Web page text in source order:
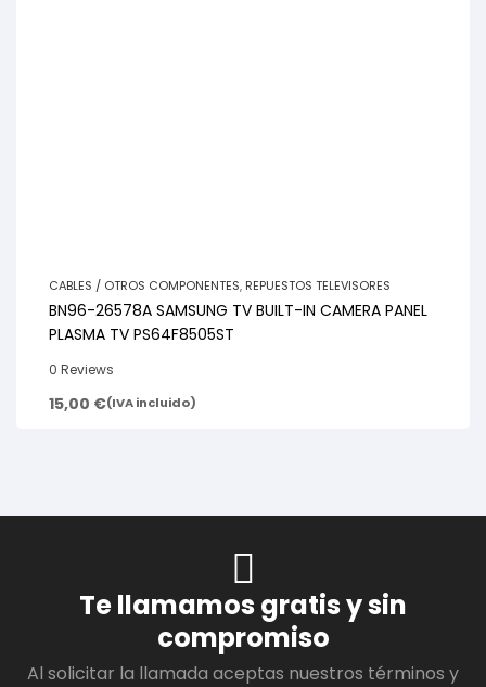
CABLES / OTROS COMPONENTES, REPUESTOS TELEVISORES
BN96-26578A SAMSUNG TV BUILT-IN CAMERA PANEL
PLASMA TV PS64F8505ST
0 Reviews
15,00 €(IVA incluido)
Te llamamos gratis y sin
compromiso
Al solicitar la llamada aceptas nuestros términos y